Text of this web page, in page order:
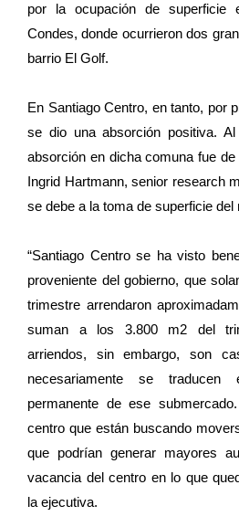
por la ocupación de superficie
Condes, donde ocurrieron dos
barrio El Golf.
En Santiago Centro, en tanto, por
se dio una absorción positiva.
absorción en dicha comuna fue
Ingrid Hartmann, senior research
se debe a la toma de superficie del
“Santiago Centro se ha visto
proveniente del gobierno, que
trimestre arrendaron
suman a los 3.800 m2 del
arriendos, sin embargo, son
necesariamente se traducen
permanente de ese
centro que están buscando
que podrían generar mayores
vacancia del centro en lo que
la ejecutiva.